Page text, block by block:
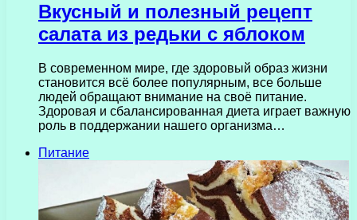
Вкусный и полезный рецепт
салата из редьки с яблоком
В современном мире, где здоровый образ жизни
становится всё более популярным, все больше
людей обращают внимание на своё питание.
Здоровая и сбалансированная диета играет важную
роль в поддержании нашего организма…
Питание